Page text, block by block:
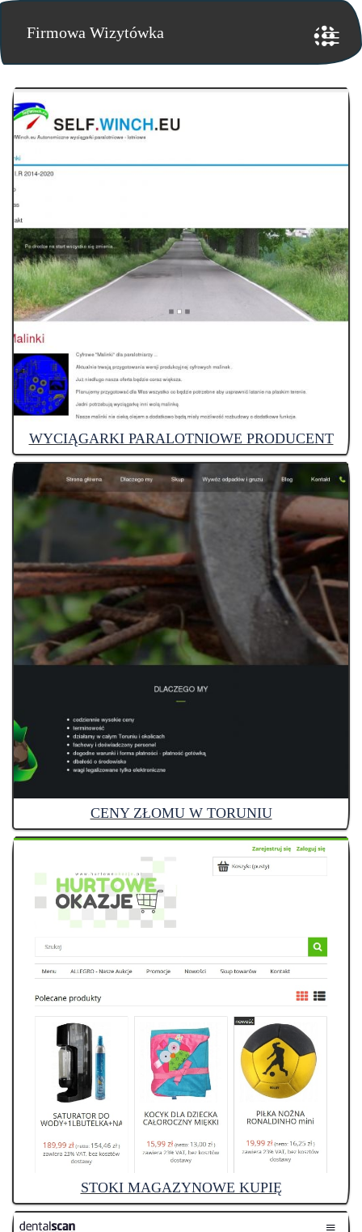
Firmowa Wizytówka
WYCIĄGARKI PARALOTNIOWE PRODUCENT
CENY ZŁOMU W TORUNIU
STOKI MAGAZYNOWE KUPIĘ